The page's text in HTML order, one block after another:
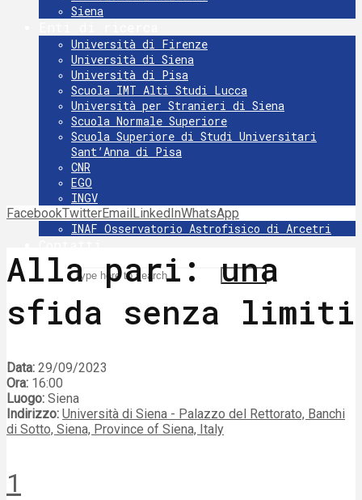
Siena
Università di Firenze
Università di Siena
Università di Pisa
Scuola IMT Alti Studi Lucca
Università per Stranieri di Siena
Scuola Normale Superiore
Scuola Superiore di Studi Universitari
Sant’Anna di Pisa
CNR
EGO
INGV
INFN
INAF Osservatorio Astrofisico di Arcetri
Search
FacebookTwitterEmailLinkedInWhatsApp
Alla pari: una
sfida senza limiti
Data: 29/09/2023
Ora: 16:00
Luogo: Siena
Indirizzo: Università di Siena - Palazzo del Rettorato, Banchi
di Sotto, Siena, Province of Siena, Italy
1